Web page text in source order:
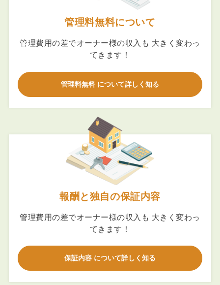
管理料無料について
管理費用の差でオーナー様の収入も 大きく変わっ
てきます！
管理料無料 について詳しく知る
報酬と独自の保証内容
管理費用の差でオーナー様の収入も 大きく変わっ
てきます！
保証内容 について詳しく知る